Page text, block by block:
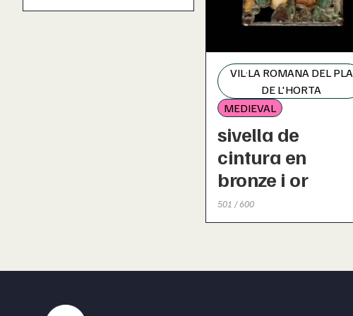
VIL·LA ROMANA DEL PLA
DE L'HORTA
MEDIEVAL
sivella de
cintura en
bronze i or
501 / 600